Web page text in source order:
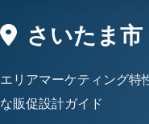
さいたま市
エリアマーケティング特
な販促設計ガイド